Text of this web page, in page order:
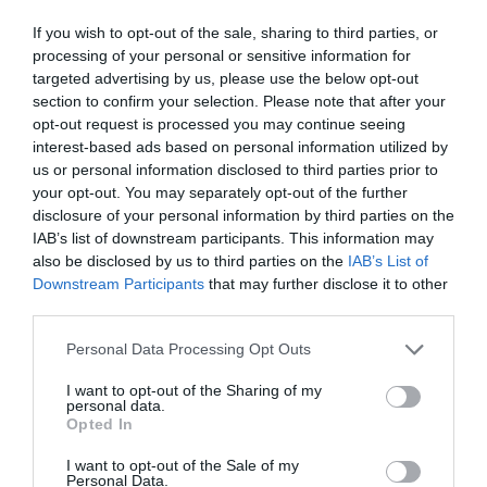
If you wish to opt-out of the sale, sharing to third parties, or
processing of your personal or sensitive information for
targeted advertising by us, please use the below opt-out
section to confirm your selection. Please note that after your
opt-out request is processed you may continue seeing
interest-based ads based on personal information utilized by
us or personal information disclosed to third parties prior to
your opt-out. You may separately opt-out of the further
disclosure of your personal information by third parties on the
IAB’s list of downstream participants. This information may
also be disclosed by us to third parties on the IAB’s List of
Downstream Participants that may further disclose it to other
Personal Data Processing Opt Outs
I want to opt-out of the Sharing of my
personal data.
Opted In
I want to opt-out of the Sale of my
Personal Data.
donar serveis a d’altres perquè així donem un bon
servei als ciutadans i viatgers".
D'aquesta manera, Renfe pretén sumar 400.000
nous viatges a Catalunya en els pròxims cinc anys
a través de la seva plataforma mòbil i un total
d'1,8 milions a tot l'Estat. L'aplicació està
prevista que s'adjudiqui a una gran empresa
tecnològica abans de l'estiu i incrementarà els
ingressos de la companyia en 100 milions d'euros
fins al 2024 ja que preveuen que la venda de
Táboas: "Una de les grans